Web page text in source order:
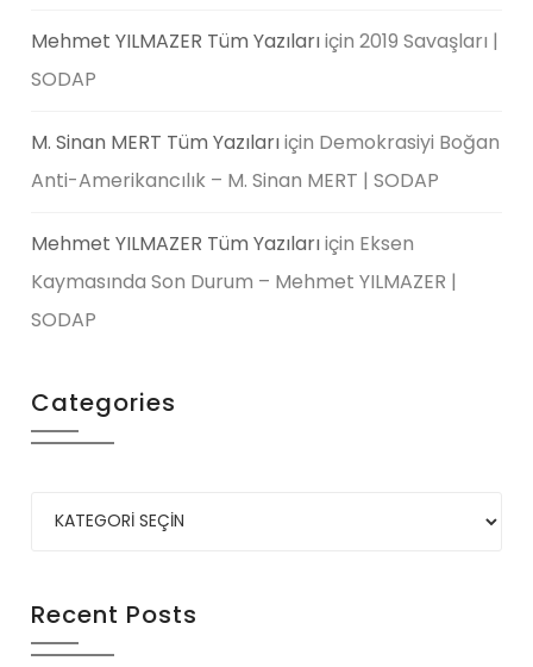
Mehmet YILMAZER Tüm Yazılarıiçin2019 Savaşları |
SODAP
M. Sinan MERT Tüm Yazılarıiçin Demokrasiyi Boğan
Anti-Amerikancılık – M. Sinan MERT | SODAP
Mehmet YILMAZER Tüm Yazılarıiçin Eksen
Kaymasında Son Durum – Mehmet YILMAZER |
SODAP
Categories
Recent Posts